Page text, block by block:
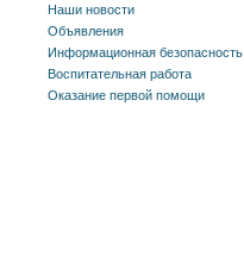
Наши новости
Объявления
Информационная безопасность
Воспитательная работа
Оказание первой помощи